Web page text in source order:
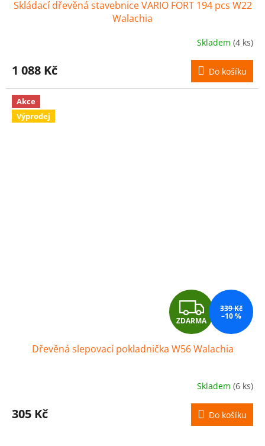
A
R
M
A
Skládací dřevěná stavebnice VARIO FORT 194 pcs W22
Walachia
Skladem (4 ks)
1 088 Kč Do košíku
Akce
Výprodej
Z
D
A
R
M
A
ZDARMA
339 Kč
–10 %
Dřevěná slepovací pokladnička W56 Walachia
Skladem (6 ks)
305 Kč Do košíku